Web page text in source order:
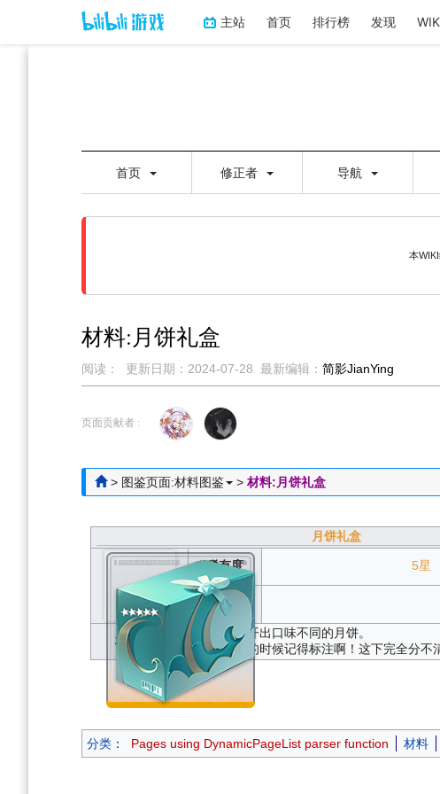
主站 首页 排行榜 发现
首页 修正者 导航
本
材料:月饼礼盒
阅读： 更新日期： 2024-07-28 最新编辑： 简影JianYing
到
到
页面贡献者 :
> 图鉴页面:材料图鉴 > 材料:月饼礼盒
月饼礼盒
稀有度 5星
获取方式
材料描述
可以随机开出口味不同的月饼。
——包装的时候记得标注啊！这下完全分不
分类 ： Pages using DynamicPageList parser function 材料